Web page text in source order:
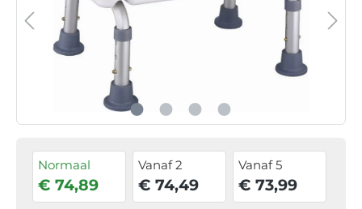
Normaal
€ 74,89
Vanaf 2
€ 74,49
Vanaf 5
€ 73,99